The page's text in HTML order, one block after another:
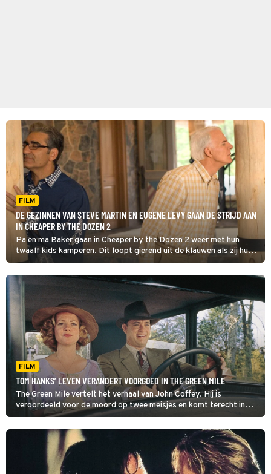
FILM
DE GEZINNEN VAN STEVE MARTIN EN EUGENE LEVY GAAN DE STRIJD AAN
IN CHEAPER BY THE DOZEN 2
Pa en ma Baker gaan in Cheaper by the Dozen 2 weer met hun
twaalf kids kamperen. Dit loopt gierend uit de klauwen als zij hun
grote concurrent Jimmy en zijn acht kinderen tegenkomen.
FILM
TOM HANKS’ LEVEN VERANDERT VOORGOED IN THE GREEN MILE
The Green Mile vertelt het verhaal van John Coffey. Hij is
veroordeeld voor de moord op twee meisjes en komt terecht in
een gevangenis in Louisiana. Hier verandert hij de levens van de
bewakers op verschillende manieren.